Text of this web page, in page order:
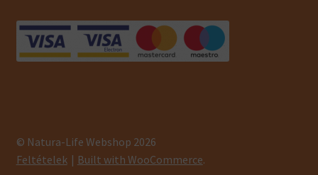
© Natura-Life Webshop 2026
Feltételek
Built with WooCommerce.